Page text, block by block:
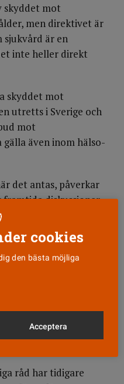
skyddet mot
men direktivet är
sjukvård är en
inte heller direkt
skyddet mot
utretts i Sverige och
mot
även inom hälso-
det antas, påverkar
diskussioner,
att om ett par
av om paret är
psykologisk
om genetisk
råd har tidigare
cookies
den bästa möjliga
Acceptera